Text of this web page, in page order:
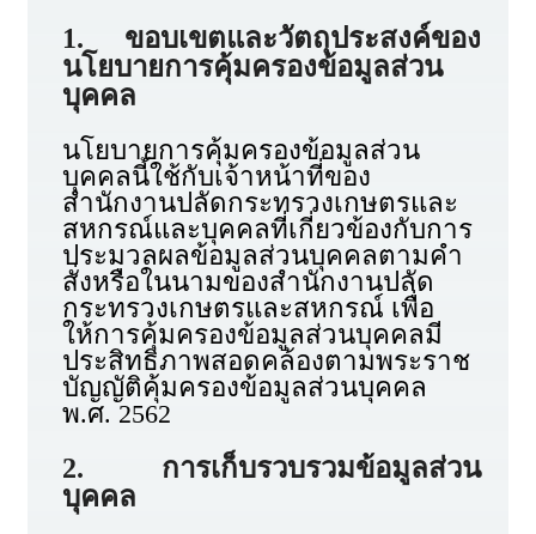
1. ขอบเขตและวัตถุประสงค์ของ
นโยบายการคุ้มครองข้อมูลส่วน
บุคคล
นโยบายการคุ้มครองข้อมูลส่วน
บุคคลนี้ใช้กับเจ้าหน้าที่ของ
สำนักงานปลัดกระทรวงเกษตรและ
สหกรณ์และบุคคลที่เกี่ยวข้องกับการ
ประมวลผลข้อมูลส่วนบุคคลตามคำ
สั่งหรือในนามของสำนักงานปลัด
กระทรวงเกษตรและสหกรณ์ เพื่อ
ให้การคุ้มครองข้อมูลส่วนบุคคลมี
ประสิทธิภาพสอดคล้องตามพระราช
บัญญัติคุ้มครองข้อมูลส่วนบุคคล
พ.ศ. 2562
2. การเก็บรวบรวมข้อมูลส่วน
บุคคล